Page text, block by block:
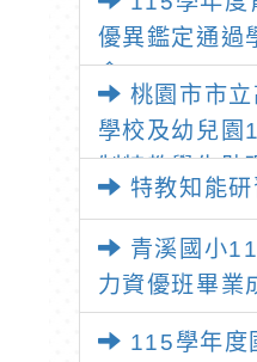
優異鑑定通過
會
桃園市市
學校及幼兒園
制特教學生助
章
特教知能
青溪國小
力資優班畢業
115學年度
福利部函有關
「兒童及少年
益保障法」第
桃園
小學
制特
甄選